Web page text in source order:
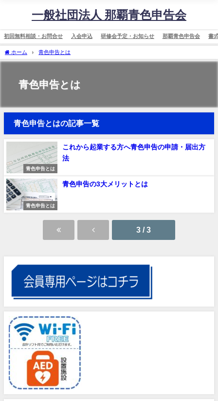
一般社団法人 那覇青色申告会
初回無料相談・お問合せ 入会申込 研修会予定・お知らせ 那覇青色申告会 書
ホーム 青色申告とは
青色申告とは
青色申告とはの記事一覧
青色申告とは
これから起業する方へ青色申告の申請・届出方
法
青色申告とは
青色申告の3大メリットとは
3 / 3